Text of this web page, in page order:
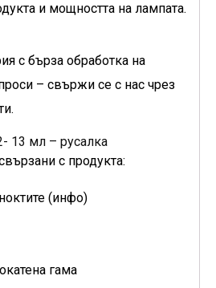
и мощността на лампата.
с бърза обработка на
– свържи се с нас чрез
13 мл – русалка
с продукта:
(инфо)
гама